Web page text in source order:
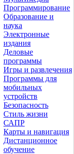
Программирование
Образование и
наука
Электронные
издания
Деловые
программы
Игры и развлечения
Программы для
мобильных
устройств
Безопасность
Стиль жизни
САПР
Карты и навигация
Дистанционное
обучение